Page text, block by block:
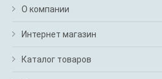
О компании
Интернет магазин
Каталог товаров